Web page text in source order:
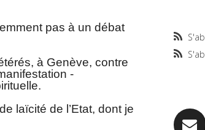
pas à un débat
à Genève, contre
-
laïcité de l’Etat, dont je